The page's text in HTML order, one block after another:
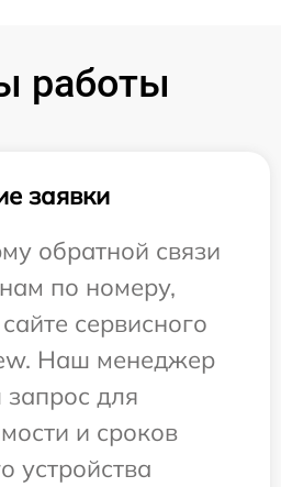
работы
заявки
обратной связи
по номеру,
сервисного
Наш менеджер
для
и сроков
устройства